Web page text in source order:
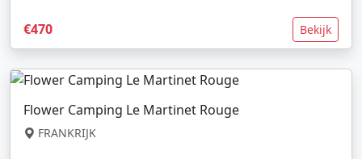
€470 Bekijk
Flower Camping Le Martinet Rouge
FRANKRIJK